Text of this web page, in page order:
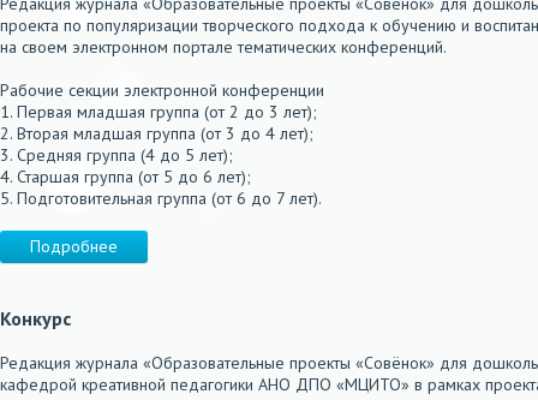
проекта по популяризации творческого подхода к обучению и
на своем электронном портале тематических конференций.
Рабочие секции электронной конференции
1. Первая младшая группа (от 2 до 3 лет);
2. Вторая младшая группа (от 3 до 4 лет);
3. Средняя группа (4 до 5 лет);
4. Старшая группа (от 5 до 6 лет);
5. Подготовительная группа (от 6 до 7 лет).
Подробнее
Конкурс
Редакция журнала «Образовательные проекты «Совёнок» для
кафедрой креативной педагогики АНО ДПО «МЦИТО» в рамках